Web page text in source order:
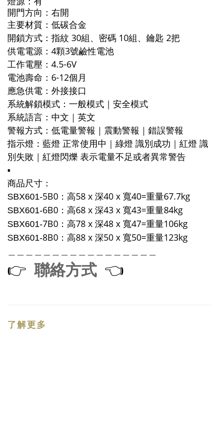
開門方向：右開
主要材質： 低碳合金
開鎖方式： 指紋 30組、 密碼 10組、 鑰匙 2把
供電電源：4顆3號鹼性電池
工作電壓：4.5-6V
電池壽命：6-12個月
應急供電：外接接口
系統解鎖模式： 一般模式｜安全模式
系統語言： 中文｜英文
警報方式：低電量警報｜震動警報｜錯誤警報
指示燈：藍燈 正常使用中｜綠燈 識別成功｜紅燈 識
別失敗｜紅燈閃爍 表示電量不足或者異常警告
▪️
商品尺寸：
SBX601-5B0：高58 x 深40 x 寬40=重量67.7kg
SBX601-6B0：高68 x 深43 x 寬43=重量84kg
SBX601-7B0：高78 x 深48 x 寬47=重量106kg
SBX601-8B0：高88 x 深50 x 寬50=重量123kg
👉 聯絡方式 👈
了解更多